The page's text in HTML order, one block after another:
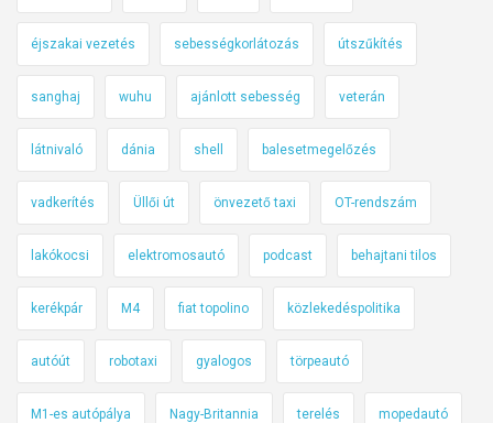
éjszakai vezetés sebességkorlátozás útszűkítés
sanghaj wuhu ajánlott sebesség veterán
látnivaló dánia shell balesetmegelőzés
vadkerítés Üllői út önvezető taxi OT-rendszám
lakókocsi elektromosautó podcast behajtani tilos
kerékpár M4 fiat topolino közlekedéspolitika
autóút robotaxi gyalogos törpeautó
M1-es autópálya Nagy-Britannia terelés mopedautó